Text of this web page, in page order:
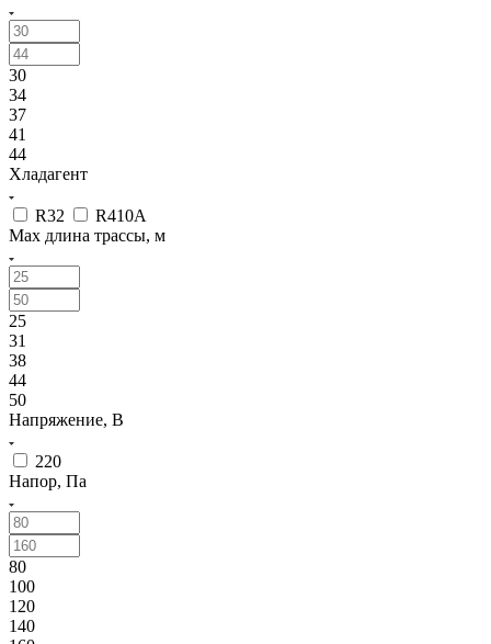
30
34
37
41
44
Хладагент
R32
R410A
Max длина трассы, м
25
31
38
44
50
Напряжение, В
220
Напор, Па
80
100
120
140